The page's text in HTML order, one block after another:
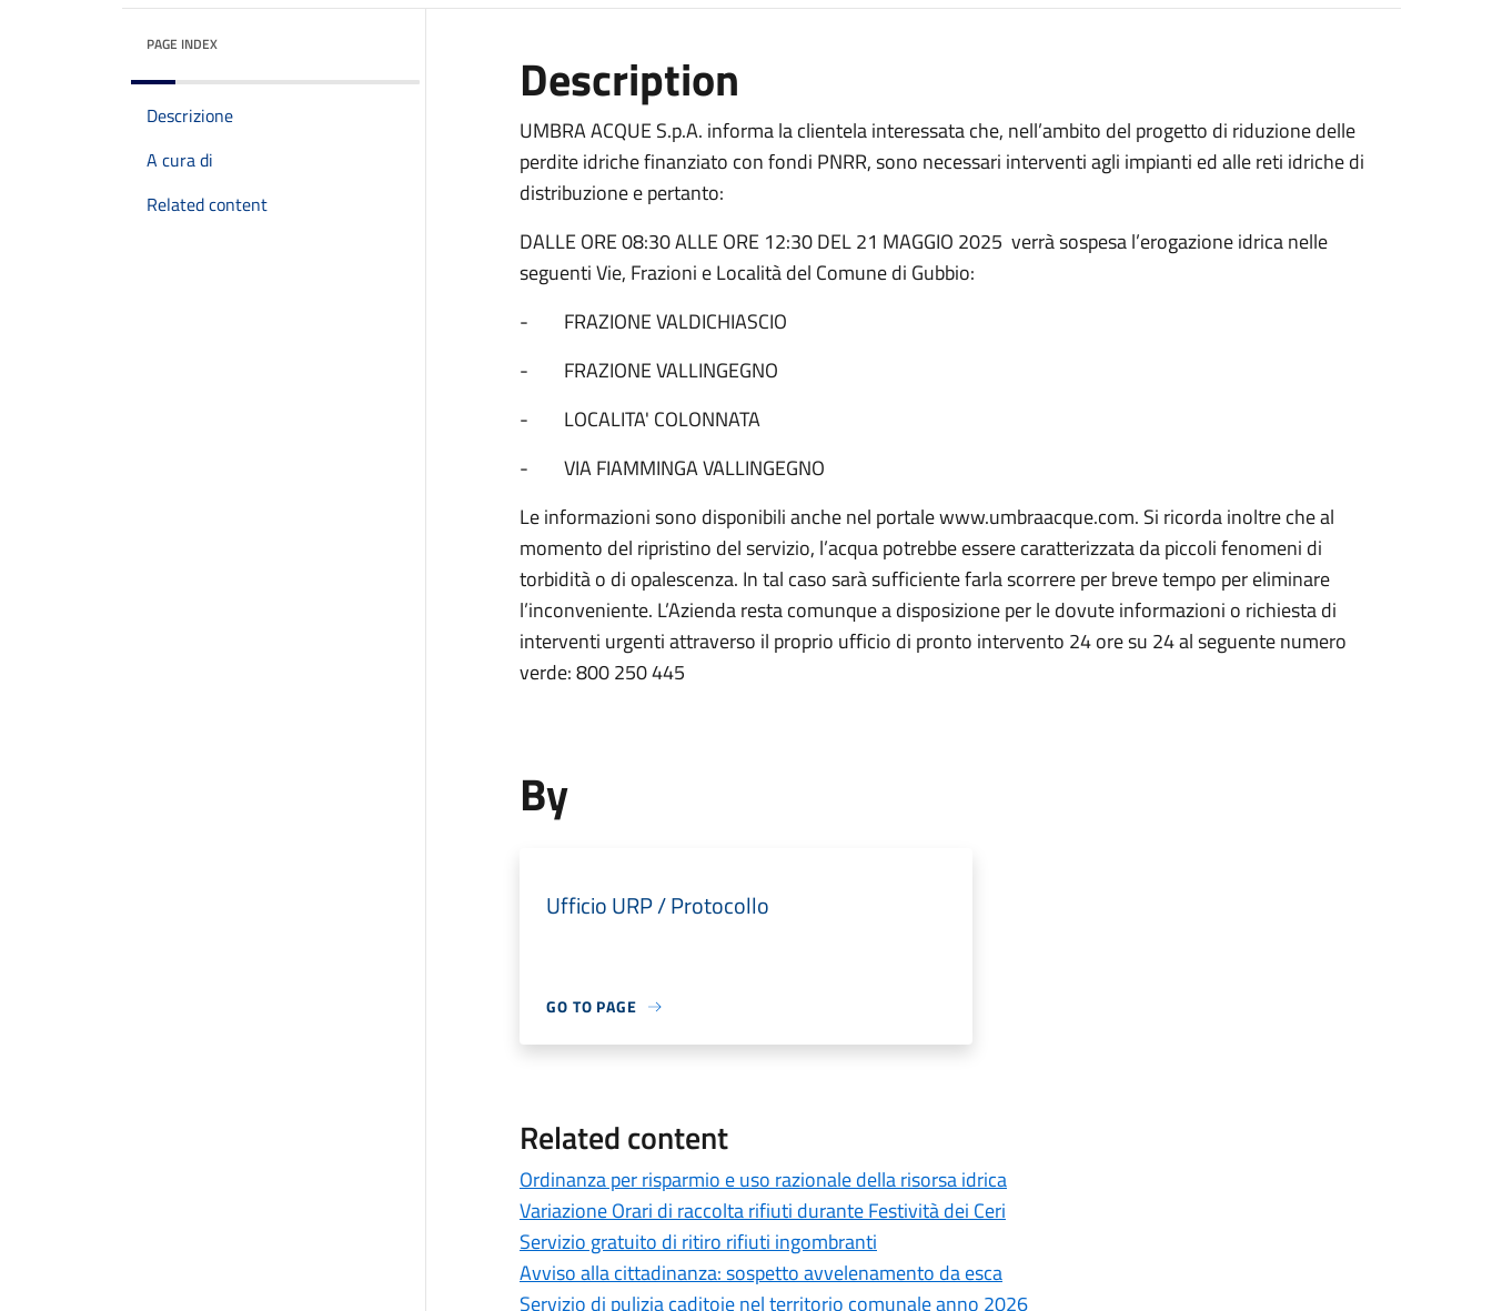
PAGE INDEX
Descrizione
A cura di
Related content
Description
UMBRA ACQUE S.p.A. informa la clientela interessata che, nell’ambito del progetto di riduzione delle
perdite idriche finanziato con fondi PNRR, sono necessari interventi agli impianti ed alle reti idriche di
distribuzione e pertanto:
DALLE ORE 08:30 ALLE ORE 12:30 DEL 21 MAGGIO 2025 verrà sospesa l’erogazione idrica nelle
seguenti Vie, Frazioni e Località del Comune di Gubbio:
- FRAZIONE VALDICHIASCIO
- FRAZIONE VALLINGEGNO
- LOCALITA' COLONNATA
- VIA FIAMMINGA VALLINGEGNO
Le informazioni sono disponibili anche nel portale www.umbraacque.com. Si ricorda inoltre che al
momento del ripristino del servizio, l’acqua potrebbe essere caratterizzata da piccoli fenomeni di
torbidità o di opalescenza. In tal caso sarà sufficiente farla scorrere per breve tempo per eliminare
l’inconveniente. L’Azienda resta comunque a disposizione per le dovute informazioni o richiesta di
interventi urgenti attraverso il proprio ufficio di pronto intervento 24 ore su 24 al seguente numero
verde: 800 250 445
By
Ufficio URP / Protocollo
GO TO PAGE
Related content
Ordinanza per risparmio e uso razionale della risorsa idrica
Variazione Orari di raccolta rifiuti durante Festività dei Ceri
Servizio gratuito di ritiro rifiuti ingombranti
Avviso alla cittadinanza: sospetto avvelenamento da esca
Servizio di pulizia caditoie nel territorio comunale anno 2026